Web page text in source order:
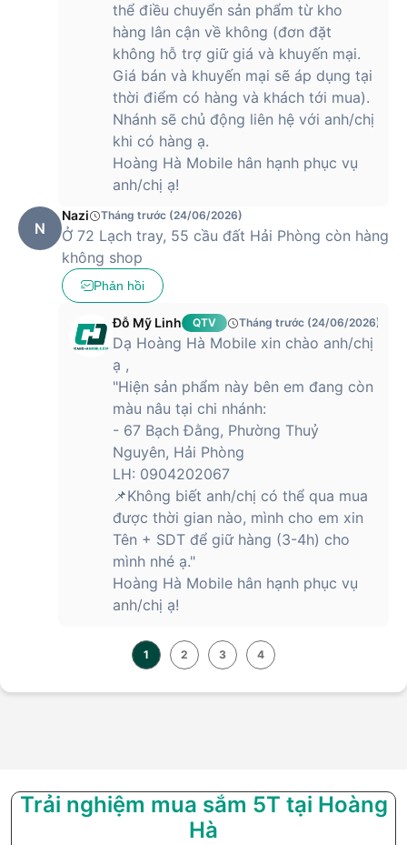
thể điều chuyển sản phẩm từ kho
hàng lân cận về không (đơn đặt
không hỗ trợ giữ giá và khuyến mại.
Giá bán và khuyến mại sẽ áp dụng tại
thời điểm có hàng và khách tới mua).
Nhánh sẽ chủ động liên hệ với anh/chị
khi có hàng ạ.
Hoàng Hà Mobile hân hạnh phục vụ
anh/chị ạ!
N
Nazi Tháng trước (24/06/2026)
Ở 72 Lạch tray, 55 cầu đất Hải Phòng còn hàng
không shop
Phản hồi
Đỗ Mỹ Linh QTV Tháng trước (24/06/2026)
Dạ Hoàng Hà Mobile xin chào anh/chị
ạ ,
"Hiện sản phẩm này bên em đang còn
màu nâu tại chi nhánh:
- 67 Bạch Đằng, Phường Thuỷ
Nguyên, Hải Phòng
LH: 0904202067
📌Không biết anh/chị có thể qua mua
được thời gian nào, mình cho em xin
Tên + SDT để giữ hàng (3-4h) cho
mình nhé ạ."
Hoàng Hà Mobile hân hạnh phục vụ
anh/chị ạ!
1 2 3 4
Trải nghiệm mua sắm 5T tại Hoàng
Hà